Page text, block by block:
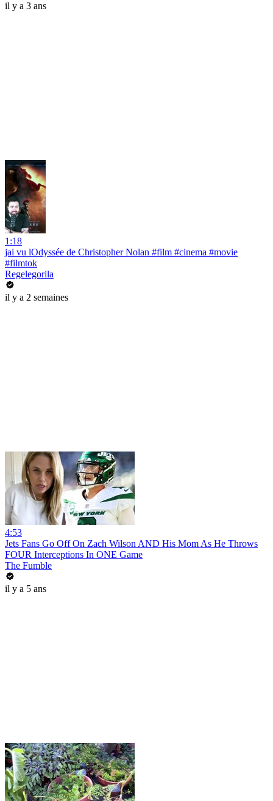
il y a 3 ans
1:18
jai vu lOdyssée de Christopher Nolan #film #cinema #movie
#filmtok
Regelegorila
il y a 2 semaines
4:53
Jets Fans Go Off On Zach Wilson AND His Mom As He Throws
FOUR Interceptions In ONE Game
The Fumble
il y a 5 ans